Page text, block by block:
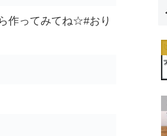
作ってみてね☆#おり